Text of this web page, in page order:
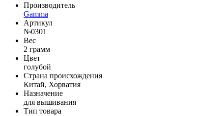
Производитель
Gamma
Артикул
№0301
Вес
2 грамм
Цвет
голубой
Страна происхождения
Китай, Хорватия
Назначение
для вышивания
Тип товара